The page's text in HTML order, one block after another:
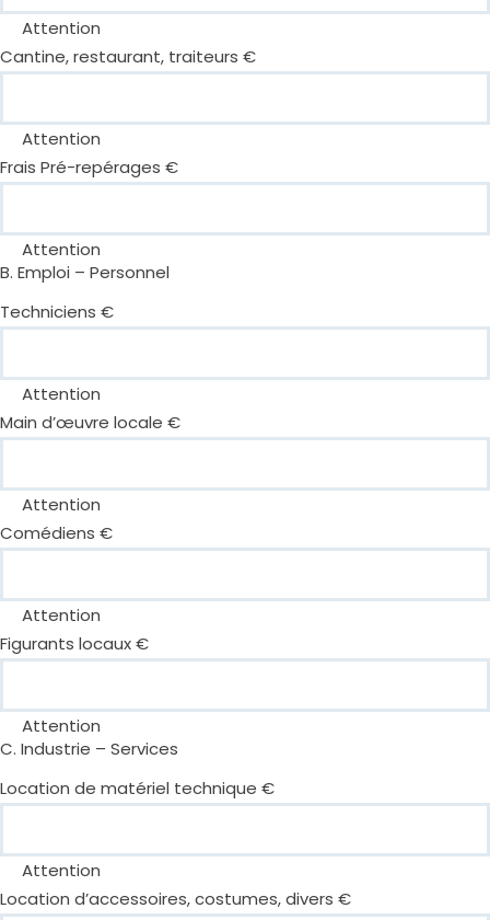
Attention
Cantine, restaurant, traiteurs €
Attention
Frais Pré-repérages €
Attention
B. Emploi – Personnel
Techniciens €
Attention
Main d’œuvre locale €
Attention
Comédiens €
Attention
Figurants locaux €
Attention
C. Industrie – Services
Location de matériel technique €
Attention
Location d’accessoires, costumes, divers €